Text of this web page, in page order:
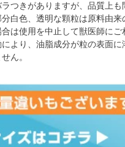
つきがありますが、品質上も
白色、透明な顆粒は原料由来
は使用を中止して獣医師にご
より、油脂成分が粒の表面
ん。